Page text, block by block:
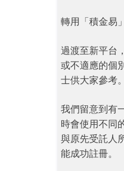
轉用「積金易
過渡至新平台
或不適應的個
士供大家參考。
我們留意到有
時會使用不同
與原先受託人
能成功註冊。